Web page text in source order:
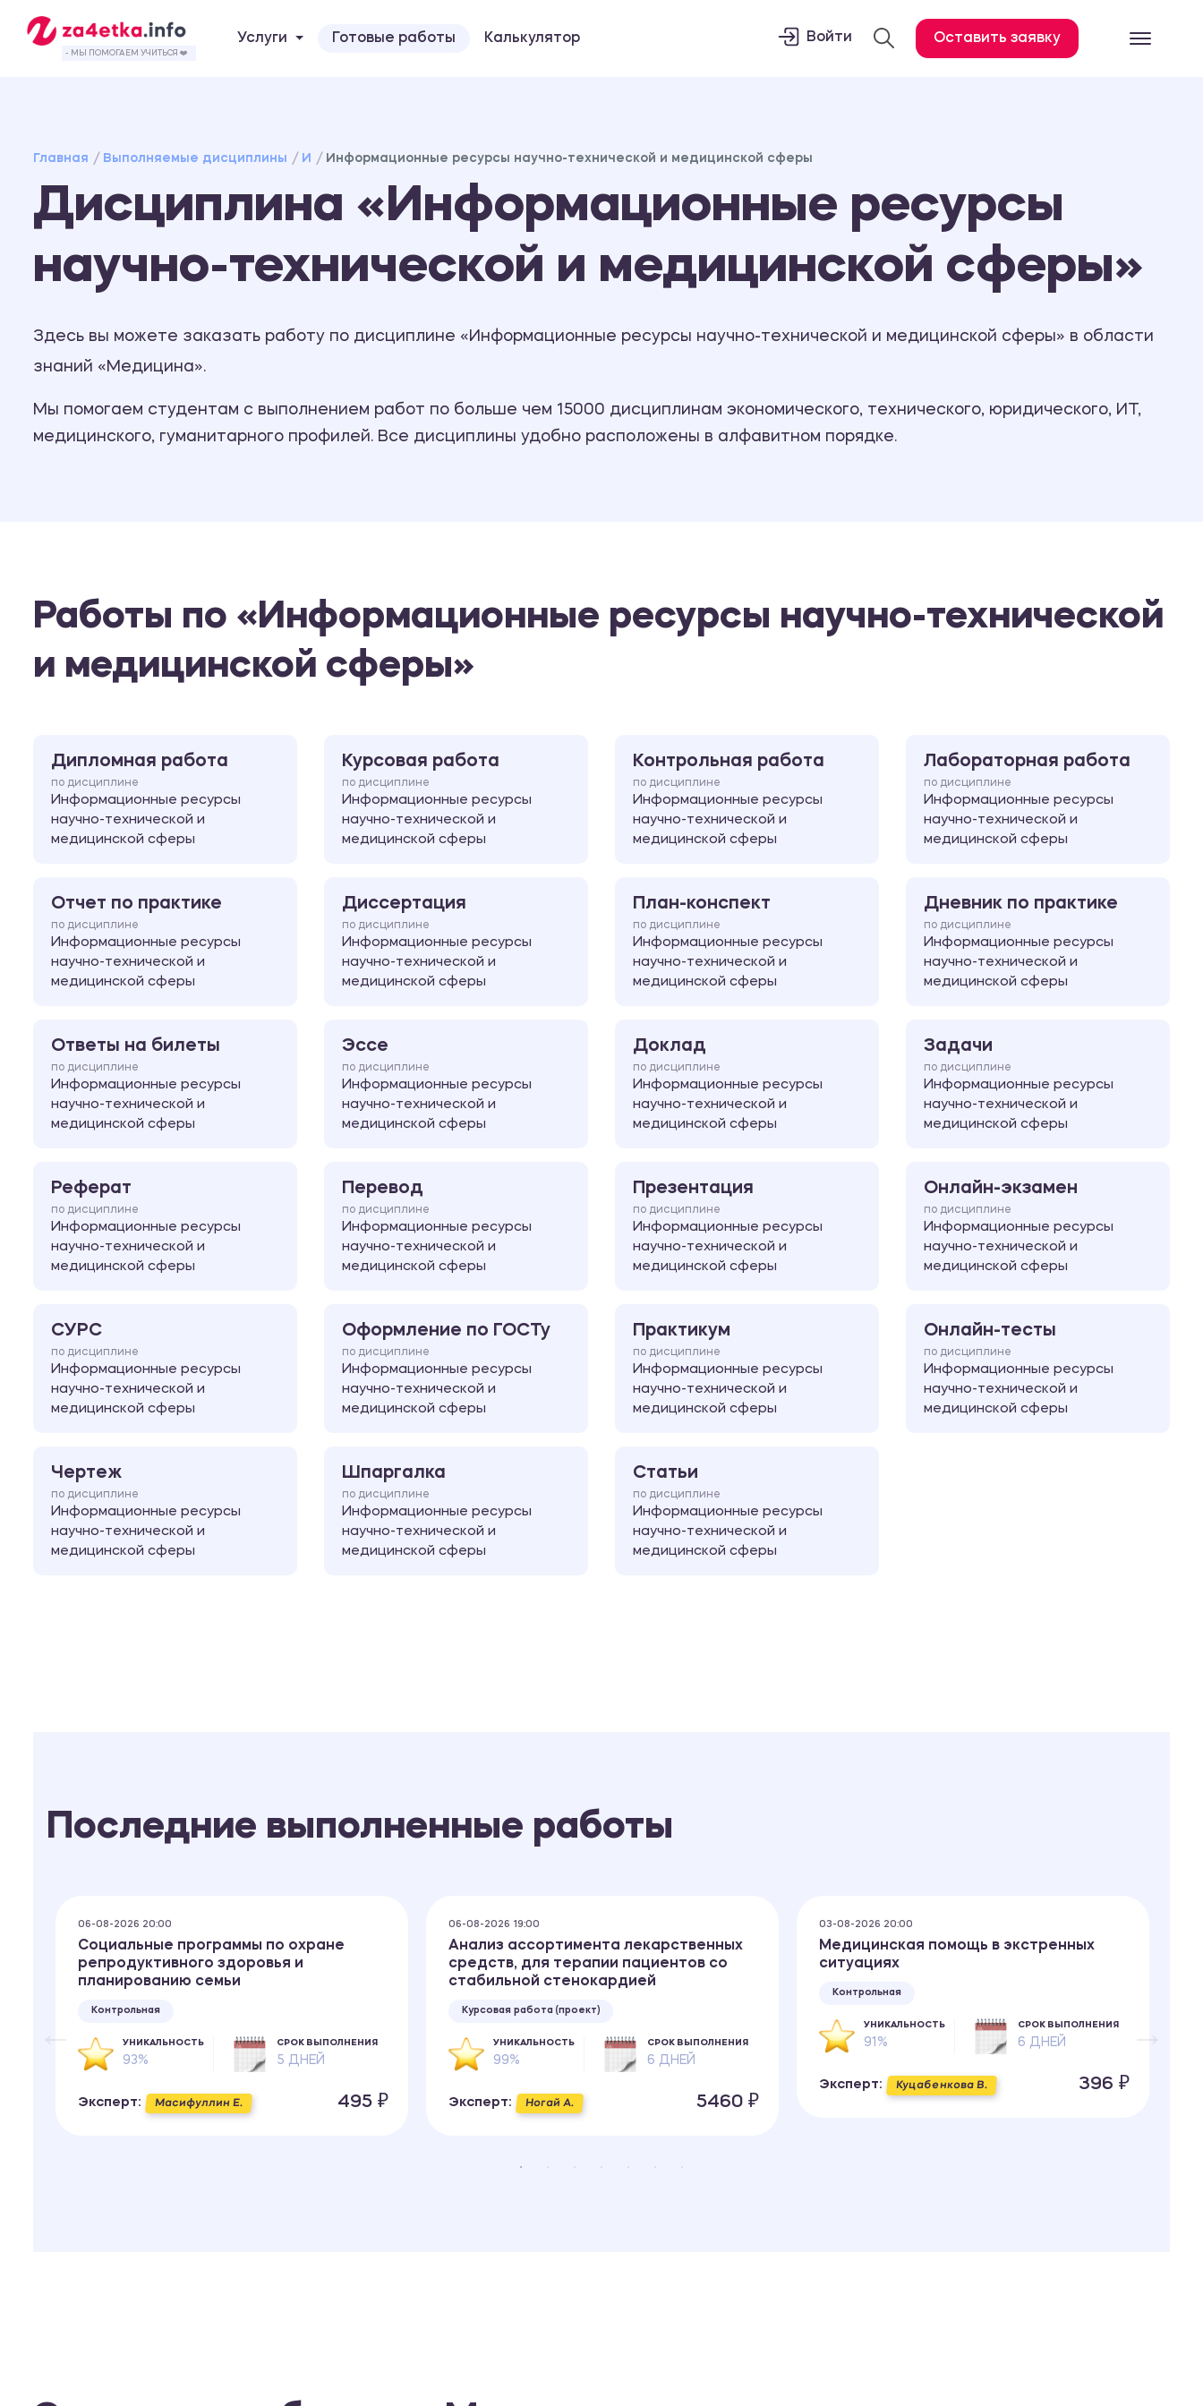
Курсовая работа
Лабораторная работа
Отчет по практике
Диссертация
Ответы на билеты
- МЫ ПОМОГАЕМ УЧИТЬСЯ ❤️
Услуги Готовые работы Калькулятор Войти Оставить заявку
Главная Выполняемые дисциплины И Информационные ресурсы научно-технической и медицинской сферы
Дисциплина «Информационные ресурсы
научно-технической и медицинской сферы»
Здесь вы можете заказать работу по дисциплине «Информационные ресурсы научно-технической и медицинской сферы» в области
знаний «Медицина».
Мы помогаем студентам с выполнением работ по больше чем 15000 дисциплинам экономического, технического, юридического, ИТ,
медицинского, гуманитарного профилей. Все дисциплины удобно расположены в алфавитном порядке.
Работы по «Информационные ресурсы научно-технической
и медицинской сферы»
Дипломная работа
по дисциплине
Информационные ресурсы
научно-технической и
медицинской сферы
Курсовая работа
по дисциплине
Информационные ресурсы
научно-технической и
медицинской сферы
Контрольная работа
по дисциплине
Информационные ресурсы
научно-технической и
медицинской сферы
Лабораторная работа
по дисциплине
Информационные ресурсы
научно-технической и
медицинской сферы
Отчет по практике
по дисциплине
Информационные ресурсы
научно-технической и
медицинской сферы
Диссертация
по дисциплине
Информационные ресурсы
научно-технической и
медицинской сферы
План-конспект
по дисциплине
Информационные ресурсы
научно-технической и
медицинской сферы
Дневник по практике
по дисциплине
Информационные ресурсы
научно-технической и
медицинской сферы
Ответы на билеты
по дисциплине
Информационные ресурсы
научно-технической и
медицинской сферы
Эссе
по дисциплине
Информационные ресурсы
научно-технической и
медицинской сферы
Доклад
по дисциплине
Информационные ресурсы
научно-технической и
медицинской сферы
Задачи
по дисциплине
Информационные ресурсы
научно-технической и
медицинской сферы
Реферат
по дисциплине
Информационные ресурсы
научно-технической и
медицинской сферы
Перевод
по дисциплине
Информационные ресурсы
научно-технической и
медицинской сферы
Презентация
по дисциплине
Информационные ресурсы
научно-технической и
медицинской сферы
Онлайн-экзамен
по дисциплине
Информационные ресурсы
научно-технической и
медицинской сферы
СУРС
по дисциплине
Информационные ресурсы
научно-технической и
медицинской сферы
Оформление по ГОСТу
по дисциплине
Информационные ресурсы
научно-технической и
медицинской сферы
Практикум
по дисциплине
Информационные ресурсы
научно-технической и
медицинской сферы
Онлайн-тесты
по дисциплине
Информационные ресурсы
научно-технической и
медицинской сферы
Чертеж
по дисциплине
Информационные ресурсы
научно-технической и
медицинской сферы
Шпаргалка
по дисциплине
Информационные ресурсы
научно-технической и
медицинской сферы
Статьи
по дисциплине
Информационные ресурсы
научно-технической и
медицинской сферы
Последние выполненные работы
06-08-2026 20:00
Социальные программы по охране
репродуктивного здоровья и
планированию семьи
Контрольная
УНИКАЛЬНОСТЬ
93%
СРОК ВЫПОЛНЕНИЯ
5 ДНЕЙ
Эксперт: Масифуллин Е. 495 ₽
06-08-2026 19:00
Анализ ассортимента лекарственных
средств, для терапии пациентов со
стабильной стенокардией
Курсовая работа (проект)
УНИКАЛЬНОСТЬ
99%
СРОК ВЫПОЛНЕНИЯ
6 ДНЕЙ
Эксперт: Ногай А. 5460 ₽
03-08-2026 20:00
Медицинская помощь в экстренных
ситуациях
Контрольная
УНИКАЛЬНОСТЬ
91%
СРОК ВЫПОЛНЕНИЯ
6 ДНЕЙ
Эксперт: Куцабенкова В. 396 ₽